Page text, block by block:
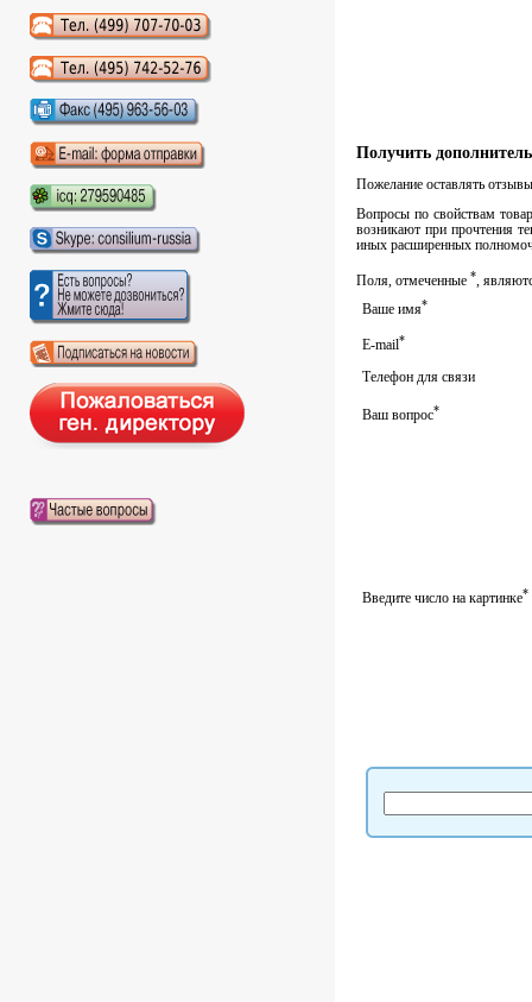
Аудиокниги слушать онлайн
Получить
Пожелание оставлять
Вопросы по свойствам
возникают при прочтения
иных расширенных
Поля, отмеченные *,
Ваше имя*
E-mail*
Телефон для связи
Ваш вопрос*
Введите число на картинке*